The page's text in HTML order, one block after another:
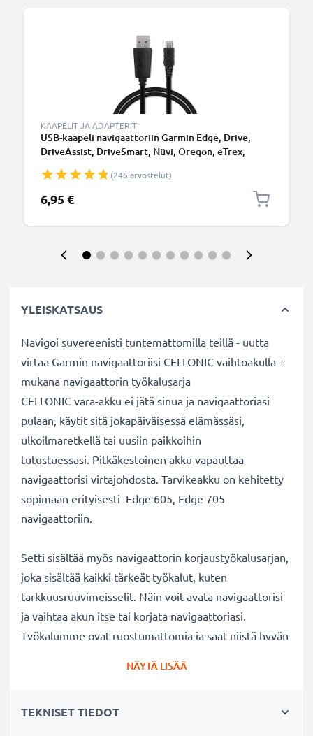
KAAPELIT JA ADAPTERIT
USB-kaapeli navigaattoriin Garmin Edge, Drive,
DriveAssist, DriveSmart, Nüvi, Oregon, eTrex,
(246 arvostelut)
6,95 €
YLEISKATSAUS
Navigoi suvereenisti tuntemattomilla teillä - uutta
virtaa Garmin navigaattoriisi CELLONIC vaihtoakulla +
mukana navigaattorin työkalusarja
CELLONIC vara-akku ei jätä sinua ja navigaattoriasi
pulaan, käytit sitä jokapäiväisessä elämässäsi,
ulkoilmaretkellä tai uusiin paikkoihin
tutustuessasi. Pitkäkestoinen akku vapauttaa
navigaattorisi virtajohdosta. Tarvikeakku on kehitetty
sopimaan erityisesti Edge 605, Edge 705
navigaattoriin.
Setti sisältää myös navigaattorin korjaustyökalusarjan,
joka sisältää kaikki tärkeät työkalut, kuten
tarkkuusruuvimeisselit. Näin voit avata navigaattorisi
ja vaihtaa akun itse tai korjata navigaattoriasi.
Työkalumme ovat ruostumattomia ja saat niistä hyvän
Navigaattorin vaihtoakku:
NÄYTÄ LISÄÄ
TEKNISET TIEDOT